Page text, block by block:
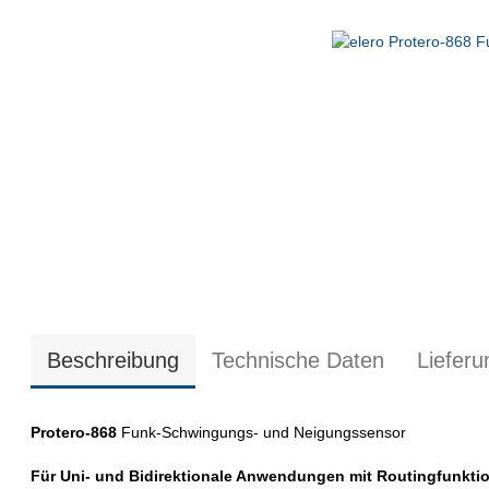
Beschreibung Technische Daten
Protero-868 Funk-Schwingungs- und Neigungssensor
Für Uni- und Bidirektionale Anwendungen mit